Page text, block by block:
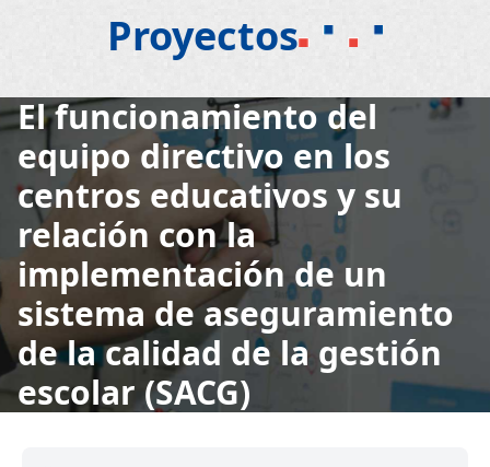
Proyectos
El funcionamiento del
equipo directivo en los
centros educativos y su
relación con la
implementación de un
sistema de aseguramiento
de la calidad de la gestión
escolar (SACG)